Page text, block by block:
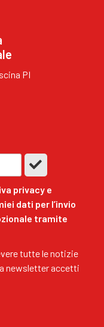
PI
privacy e
dati per l’invio
tramite
tutte le notizie
newsletter accetti